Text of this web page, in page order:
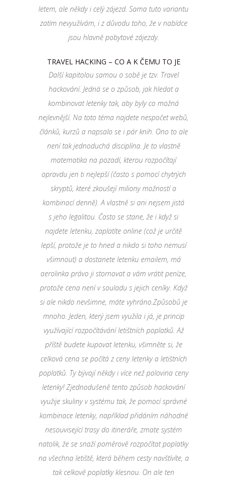
letem, ale někdy i celý zájezd. Sama tuto variantu
zatím nevyužívám, i z důvodu toho, že v nabídce
jsou hlavně pobytové zájezdy.
TRAVEL HACKING – CO A K ČEMU TO JE
Další kapitolou samou o sobě je tzv. Travel
hackování. Jedná se o způsob, jak hledat a
kombinovat letenky tak, aby byly co možná
nejlevnější. Na toto téma najdete nespočet webů,
článků, kurzů a napsalo se i pár knih. Ono to ale
není tak jednoduchá disciplína. Je to vlastně
matematika na pozadí, kterou rozpočítají
opravdu jen ti nejlepší (často s pomocí chytrých
skryptů, které zkoušejí miliony možností a
kombinací denně). A vlastně si ani nejsem jistá
s jeho legalitou. Často se stane, že i když si
najdete letenku, zaplatíte online (což je určitě
lepší, protože je to hned a nikdo si toho nemusí
všimnout) a dostanete letenku emailem, má
aerolinka právo ji stornovat a vám vrátit peníze,
protože cena není v souladu s jejich ceníky. Když
si ale nikdo nevšimne, máte vyhráno.Způsobů je
mnoho. Jeden, který jsem využila i já, je princip
využívající rozpočítávání letištních poplatků. Až
příště budete kupovat letenku, všimněte si, že
celková cena se počítá z ceny letenky a letištních
poplatků. Ty bývají někdy i více než polovina ceny
letenky! Zjednodušeně tento způsob hackování
využije skuliny v systému tak, že pomocí správné
kombinace letenky, například přidáním náhodné
nesouvisející trasy do itineráře, zmate systém
natolik, že se snaží poměrově rozpočítat poplatky
na všechna letiště, která během cesty navštívíte, a
tak celkově poplatky klesnou. On ale ten